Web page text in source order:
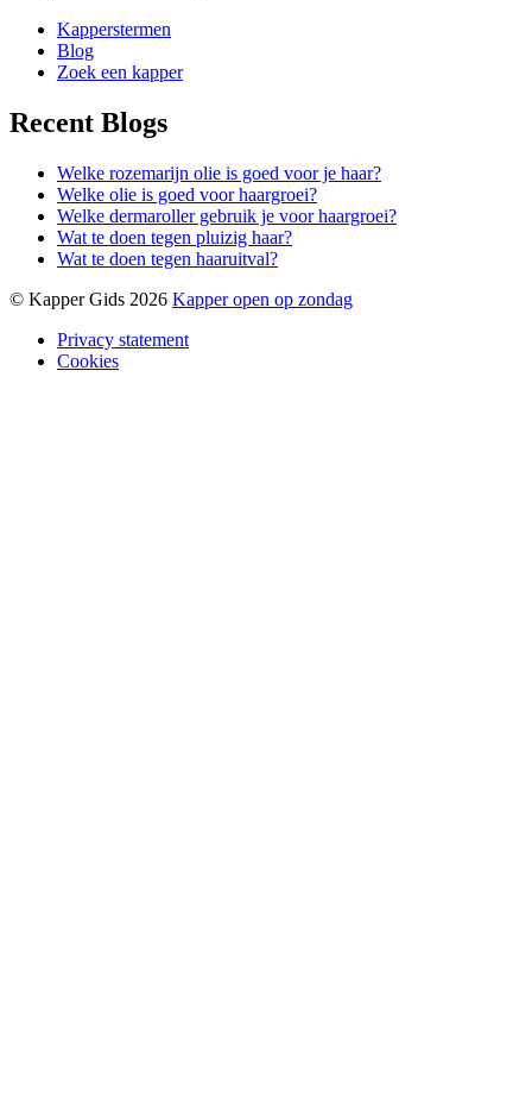
Kapperstermen
Blog
Zoek een kapper
Recent Blogs
Welke rozemarijn olie is goed voor je haar?
Welke olie is goed voor haargroei?
Welke dermaroller gebruik je voor haargroei?
Wat te doen tegen pluizig haar?
Wat te doen tegen haaruitval?
© Kapper Gids 2026 Kapper open op zondag
Privacy statement
Cookies